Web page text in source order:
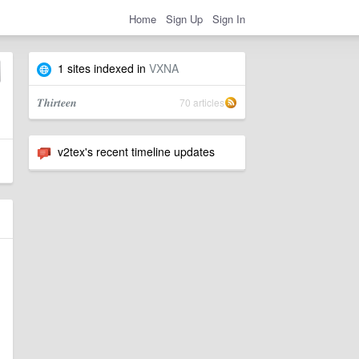
Home Sign Up Sign In
1 sites indexed in VXNA
𝑻𝒉𝒊𝒓𝒕𝒆𝒆𝒏 70 articles
v2tex's recent timeline updates